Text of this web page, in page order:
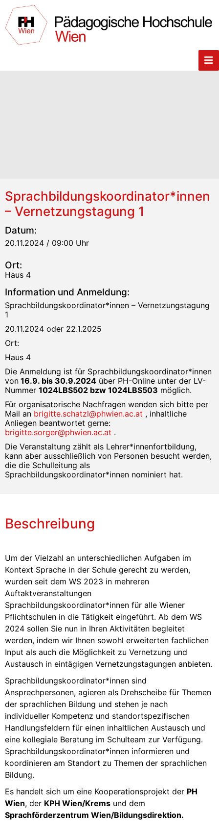
Sprachbildungskoordinator*innen
– Vernetzungstagung 1
Datum:
20.11.2024 / 09:00 Uhr
Ort:
Haus 4
Information und Anmeldung:
Sprachbildungskoordinator*innen – Vernetzungstagung
1
20.11.2024 oder 22.1.2025
Ort:
Haus 4
Die Anmeldung ist für Sprachbildungskoordinator*innen
von 16.9. bis 30.9.2024 über PH-Online unter der LV-
Nummer 1024LBS502 bzw 1024LBS503 möglich.
Für organisatorische Nachfragen wenden sich bitte per
Mail an brigitte.schatzl@phwien.ac.at , inhaltliche
Anliegen beantwortet gerne:
brigitte.sorger@phwien.ac.at .
Die Veranstaltung zählt als Lehrer*innenfortbildung,
kann aber ausschließlich von Personen besucht werden,
die die Schulleitung als
Sprachbildungskoordinator*innen nominiert hat.
Beschreibung
Um der Vielzahl an unterschiedlichen Aufgaben im
Kontext Sprache in der Schule gerecht zu werden,
wurden seit dem WS 2023 in mehreren
Auftaktveranstaltungen
Sprachbildungskoordinator*innen für alle Wiener
Pflichtschulen in die Tätigkeit eingeführt. Ab dem WS
2024 sollen Sie nun in Ihren Aktivitäten begleitet
werden, indem wir Ihnen sowohl erweiterten fachlichen
Input als auch die Möglichkeit zu Vernetzung und
Austausch in eintägigen Vernetzungstagungen anbieten.
Sprachbildungskoordinator*innen sind
Ansprechpersonen, agieren als Drehscheibe für Themen
der sprachlichen Bildung und stehen je nach
individueller Kompetenz und standortspezifischen
Handlungsfeldern für einen inhaltlichen Austausch und
eine kollegiale Beratung im Schulteam zur Verfügung.
Sprachbildungskoordinator*innen informieren und
koordinieren am Standort zu Themen der sprachlichen
Bildung.
Es handelt sich um eine Kooperationsprojekt der PH
Wien, der KPH Wien/Krems und dem
Sprachförderzentrum Wien/Bildungsdirektion.